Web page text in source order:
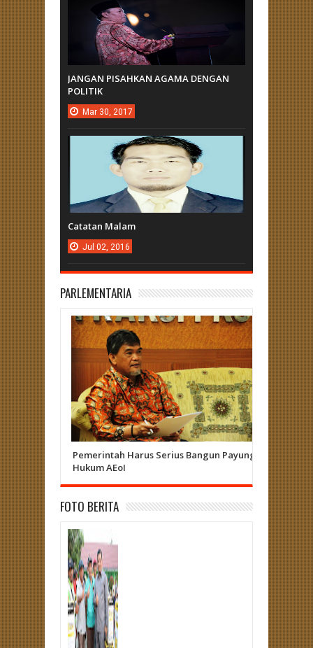
JANGAN PISAHKAN AGAMA DENGAN
POLITIK
Mar 30, 2017
Catatan Malam
Jul 02, 2016
PARLEMENTARIA
Pemerintah Harus Serius Bangun Payung
Hukum AEoI
Herizal
Curup -
FOTO BERITA